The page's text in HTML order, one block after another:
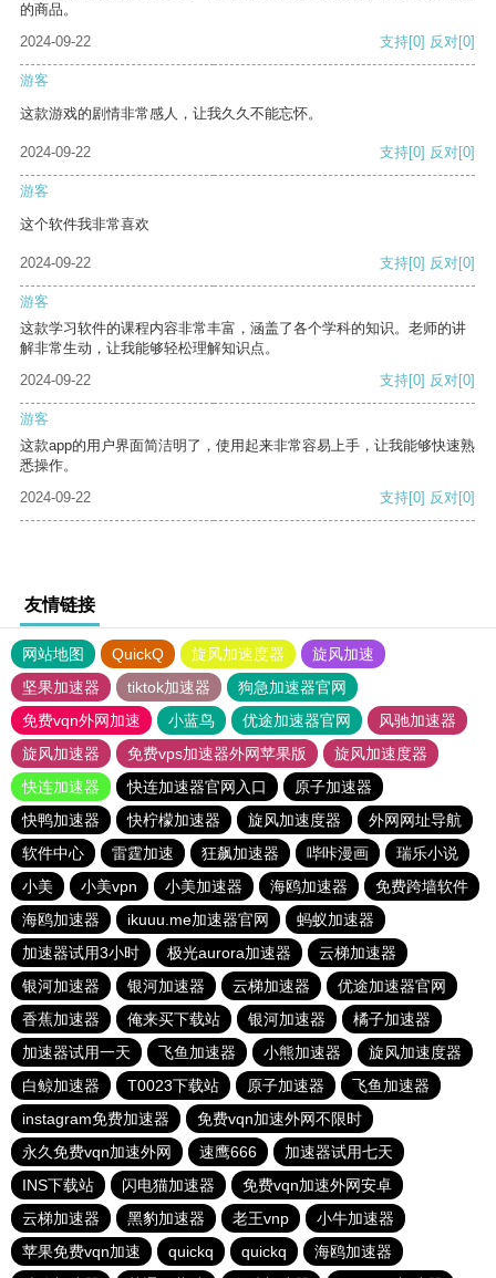
的商品。
2024-09-22
支持[0] 反对[0]
游客
这款游戏的剧情非常感人，让我久久不能忘怀。
2024-09-22 支持[0] 反对[0]
游客
这个软件我非常喜欢
2024-09-22 支持[0] 反对[0]
游客
这款学习软件的课程内容非常丰富，涵盖了各个学科的知识。老师的讲
解非常生动，让我能够轻松理解知识点。
2024-09-22
支持[0] 反对[0]
游客
这款app的用户界面简洁明了，使用起来非常容易上手，让我能够快速熟
悉操作。
2024-09-22
支持[0] 反对[0]
友情链接
网站地图 QuickQ 旋风加速度器
旋风加速
坚果加速器
tiktok加速器
狗急加速器官网
免费vqn外网加速
小蓝鸟 优途加速器官网
风驰加速器
旋风加速器
免费vps加速器外网苹果版
旋风加速度器
快连加速器
快连加速器官网入口
原子加速器
快鸭加速器
快柠檬加速器 旋风加速度器
外网网址导航
软件中心
雷霆加速 狂飙加速器 哔咔漫画
瑞乐小说
小美
小美vpn 小美加速器 海鸥加速器
免费跨墙软件
海鸥加速器
ikuuu.me加速器官网
蚂蚁加速器
加速器试用3小时
极光aurora加速器
云梯加速器
银河加速器
银河加速器 云梯加速器
优途加速器官网
香蕉加速器
俺来买下载站 银河加速器
橘子加速器
加速器试用一天
飞鱼加速器 小熊加速器
旋风加速度器
白鲸加速器
T0023下载站 原子加速器
飞鱼加速器
instagram免费加速器
免费vqn加速外网不限时
永久免费vqn加速外网
速鹰666
加速器试用七天
INS下载站
闪电猫加速器
免费vqn加速外网安卓
云梯加速器
黑豹加速器 老王vnp
小牛加速器
苹果免费vqn加速
quickq quickq
海鸥加速器